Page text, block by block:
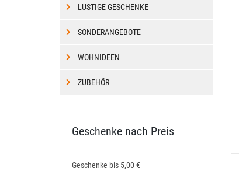
LUSTIGE GESCHENKE
SONDERANGEBOTE
WOHNIDEEN
ZUBEHÖR
Geschenke nach Preis
Geschenke bis 5,00 €